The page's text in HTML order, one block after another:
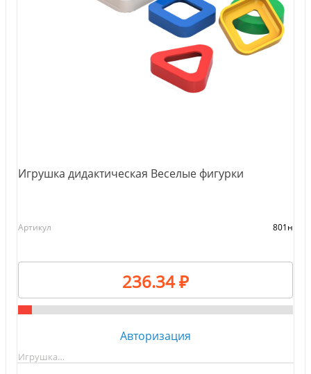
Игрушка дидактическая Веселые фигурки
Артикул 801н
236.34 ₽
Авторизация
Игрушка…